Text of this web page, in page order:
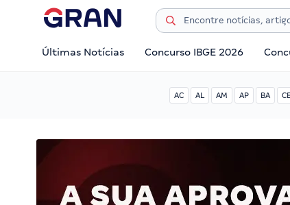
Últimas Notícias Concurso IBGE 2026
AC AL AM AP BA